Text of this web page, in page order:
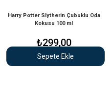
Harry Potter Slytherin Çubuklu Oda
Kokusu 100 ml
₺299,00
Sepete Ekle